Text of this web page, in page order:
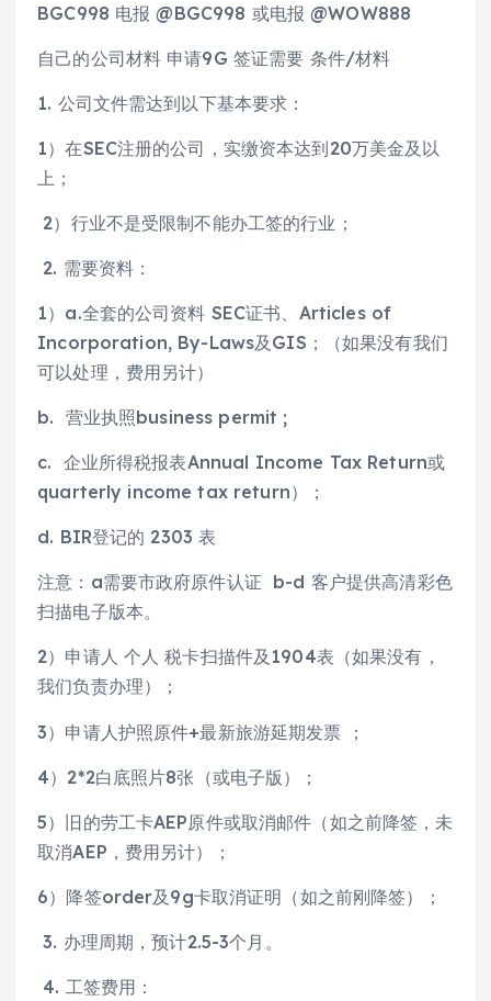
BGC998 电报 @BGC998 或电报 @WOW888
自己的公司材料 申请9G 签证需要 条件/材料
1. 公司文件需达到以下基本要求：
1）在SEC注册的公司，实缴资本达到20万美金及以
上；
2）行业不是受限制不能办工签的行业；
2. 需要资料：
1）a.全套的公司资料 SEC证书、Articles of
Incorporation, By-Laws及GIS；（如果没有我们
可以处理，费用另计）
b. 营业执照business permit ;
c. 企业所得税报表Annual Income Tax Return或
quarterly income tax return）；
d. BIR登记的 2303 表
注意：a需要市政府原件认证 b-d 客户提供高清彩色
扫描电子版本。
2）申请人 个人 税卡扫描件及1904表（如果没有，
我们负责办理）；
3）申请人护照原件+最新旅游延期发票 ；
4）2*2白底照片8张（或电子版）；
5）旧的劳工卡AEP原件或取消邮件（如之前降签，未
取消AEP，费用另计）；
6）降签order及9g卡取消证明（如之前刚降签）；
3. 办理周期，预计2.5-3个月。
4. 工签费用：